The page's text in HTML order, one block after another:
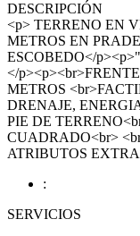
DESCRIPCIÓN
<p> TERRENO EN
METROS EN
ESCOBEDO</
</
METROS
DRENAJE,
PIE DE
CUADRADO<br>
ATRIBUTOS EXTRA
:
SERVICIOS